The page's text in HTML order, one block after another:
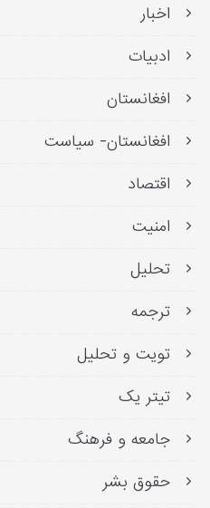
اخبار
ادبیات
افغانستان
افغانستان- سیاست
اقتصاد
امنیت
تحلیل
ترجمه
تویت و تحلیل
تیتر یک
جامعه و فرهنگ
حقوق بشر